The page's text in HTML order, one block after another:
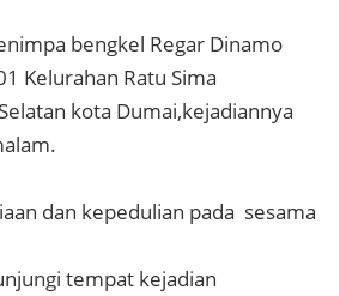
bengkel Regar Dinamo
Kelurahan Ratu Sima
kota Dumai,kejadiannya
dan kepedulian pada sesama
tempat kejadian